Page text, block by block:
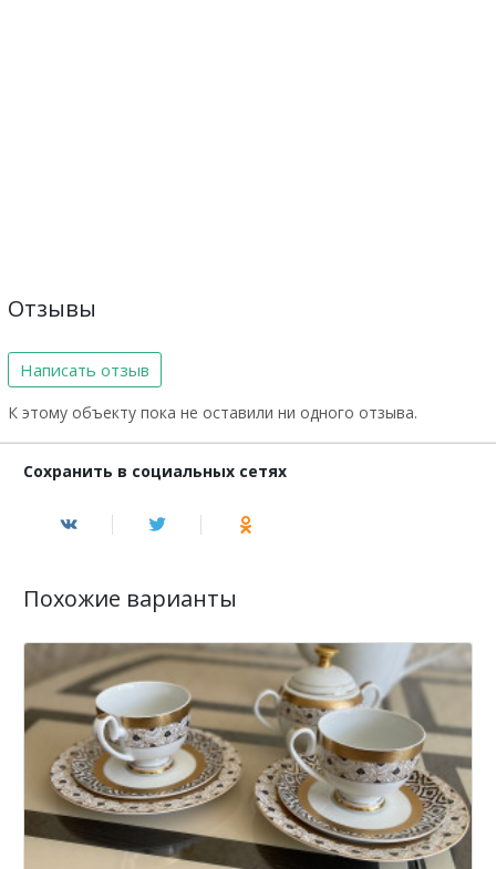
Отзывы
Написать отзыв
К этому объекту пока не оставили ни одного отзыва.
Сохранить в социальных сетях
Похожие варианты